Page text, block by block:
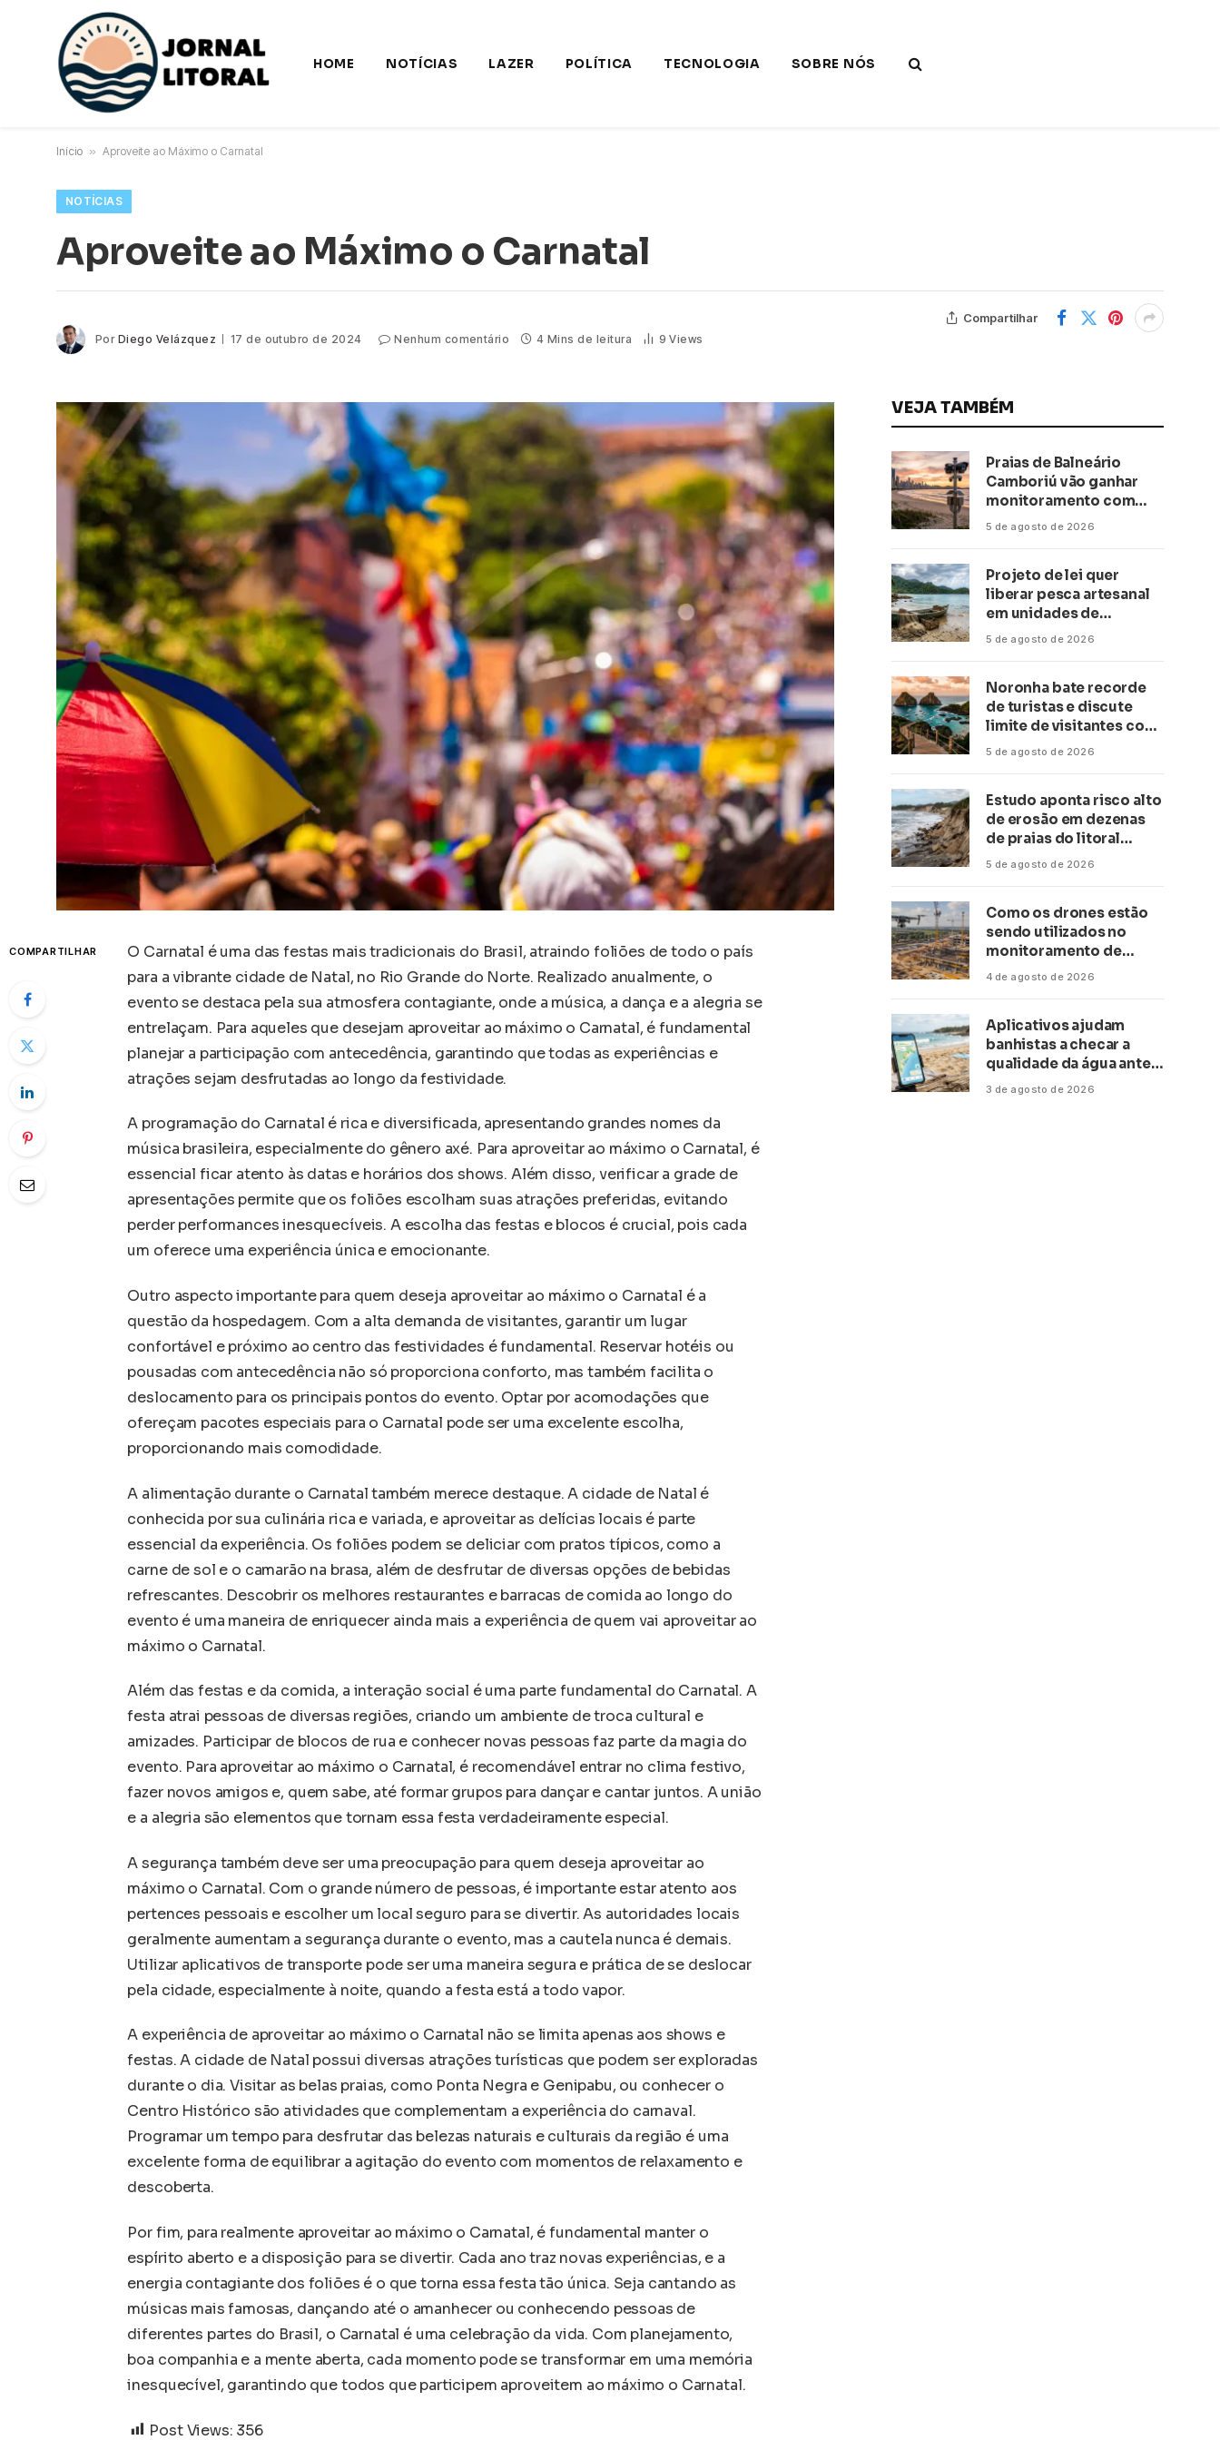
HOME NOTÍCIAS LAZER POLÍTICA TECNOLOGIA SOBRE NÓS
Início » Aproveite ao Máximo o Carnatal
NOTÍCIAS
Aproveite ao Máximo o Carnatal
Por Diego Velázquez 17 de outubro de 2024 Nenhum comentário 4 Mins de leitura 9Views
Compartilhar
COMPARTILHAR
O Carnatal é uma das festas mais tradicionais do Brasil, atraindo foliões de todo o país
para a vibrante cidade de Natal, no Rio Grande do Norte. Realizado anualmente, o
evento se destaca pela sua atmosfera contagiante, onde a música, a dança e a alegria se
entrelaçam. Para aqueles que desejam aproveitar ao máximo o Carnatal, é fundamental
planejar a participação com antecedência, garantindo que todas as experiências e
atrações sejam desfrutadas ao longo da festividade.
A programação do Carnatal é rica e diversificada, apresentando grandes nomes da
música brasileira, especialmente do gênero axé. Para aproveitar ao máximo o Carnatal, é
essencial ficar atento às datas e horários dos shows. Além disso, verificar a grade de
apresentações permite que os foliões escolham suas atrações preferidas, evitando
perder performances inesquecíveis. A escolha das festas e blocos é crucial, pois cada
um oferece uma experiência única e emocionante.
Outro aspecto importante para quem deseja aproveitar ao máximo o Carnatal é a
questão da hospedagem. Com a alta demanda de visitantes, garantir um lugar
confortável e próximo ao centro das festividades é fundamental. Reservar hotéis ou
pousadas com antecedência não só proporciona conforto, mas também facilita o
deslocamento para os principais pontos do evento. Optar por acomodações que
ofereçam pacotes especiais para o Carnatal pode ser uma excelente escolha,
proporcionando mais comodidade.
A alimentação durante o Carnatal também merece destaque. A cidade de Natal é
conhecida por sua culinária rica e variada, e aproveitar as delícias locais é parte
essencial da experiência. Os foliões podem se deliciar com pratos típicos, como a
carne de sol e o camarão na brasa, além de desfrutar de diversas opções de bebidas
refrescantes. Descobrir os melhores restaurantes e barracas de comida ao longo do
evento é uma maneira de enriquecer ainda mais a experiência de quem vai aproveitar ao
máximo o Carnatal.
Além das festas e da comida, a interação social é uma parte fundamental do Carnatal. A
festa atrai pessoas de diversas regiões, criando um ambiente de troca cultural e
amizades. Participar de blocos de rua e conhecer novas pessoas faz parte da magia do
evento. Para aproveitar ao máximo o Carnatal, é recomendável entrar no clima festivo,
fazer novos amigos e, quem sabe, até formar grupos para dançar e cantar juntos. A união
e a alegria são elementos que tornam essa festa verdadeiramente especial.
A segurança também deve ser uma preocupação para quem deseja aproveitar ao
máximo o Carnatal. Com o grande número de pessoas, é importante estar atento aos
pertences pessoais e escolher um local seguro para se divertir. As autoridades locais
geralmente aumentam a segurança durante o evento, mas a cautela nunca é demais.
Utilizar aplicativos de transporte pode ser uma maneira segura e prática de se deslocar
pela cidade, especialmente à noite, quando a festa está a todo vapor.
A experiência de aproveitar ao máximo o Carnatal não se limita apenas aos shows e
festas. A cidade de Natal possui diversas atrações turísticas que podem ser exploradas
durante o dia. Visitar as belas praias, como Ponta Negra e Genipabu, ou conhecer o
Centro Histórico são atividades que complementam a experiência do carnaval.
Programar um tempo para desfrutar das belezas naturais e culturais da região é uma
excelente forma de equilibrar a agitação do evento com momentos de relaxamento e
descoberta.
Por fim, para realmente aproveitar ao máximo o Carnatal, é fundamental manter o
espírito aberto e a disposição para se divertir. Cada ano traz novas experiências, e a
energia contagiante dos foliões é o que torna essa festa tão única. Seja cantando as
músicas mais famosas, dançando até o amanhecer ou conhecendo pessoas de
diferentes partes do Brasil, o Carnatal é uma celebração da vida. Com planejamento,
boa companhia e a mente aberta, cada momento pode se transformar em uma memória
inesquecível, garantindo que todos que participem aproveitem ao máximo o Carnatal.
Post Views: 356
VEJA TAMBÉM
Praias de Balneário
Camboriú vão ganhar
monitoramento com
inteligência artificial
5 de agosto de 2026
Projeto de lei quer
liberar pesca artesanal
em unidades de
conservação
5 de agosto de 2026
Noronha bate recorde
de turistas e discute
limite de visitantes com
a Anac
5 de agosto de 2026
Estudo aponta risco alto
de erosão em dezenas
de praias do litoral
paulista
5 de agosto de 2026
Como os drones estão
sendo utilizados no
monitoramento de
obras de grande porte?
4 de agosto de 2026
Aplicativos ajudam
banhistas a checar a
qualidade da água antes
de ir à praia
3 de agosto de 2026